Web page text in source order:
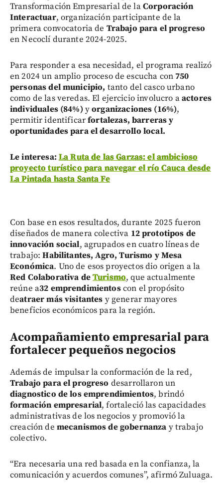
Transformación Empresarial de laCorporación
Interactuar, organización participante de la
primera convocatoria de Trabajo para el progreso
en Necoclí durante 2024-2025.
Para responder a esa necesidad, el programa realizó
en 2024 un amplio proceso de escucha con750
personas del municipio, tanto del casco urbano
como de las veredas. El ejercicio involucro aactores
individuales (84%)yorganizaciones (16%),
permitir identificarfortalezas, barreras y
oportunidades para el desarrollo local.
Le interesa: La Ruta de las Garzas: el ambicioso
proyecto turístico para navegar el río Cauca desde
La Pintada hasta Santa Fe
Con base en esos resultados, durante 2025 fueron
diseñados de manera colectiva 12 prototipos de
innovación social, agrupados en cuatro líneas de
trabajo:Habilitantes, Agro, Turismo y Mesa
Económica. Uno de esos proyectos dio origen a la
Red Colaborativa deTurismo, que actualmente
reúne a32 emprendimientoscon el propósito
deatraer más visitantes y generar mayores
beneficios económicos para la región.
Acompañamiento empresarial para
fortalecer pequeños negocios
Además de impulsar la conformación de la red,
Trabajo para el progreso desarrollaron un
diagnostico de los emprendimientos, brindó
formación empresarial, fortaleció las capacidades
administrativas de los negocios y promovió la
creación de mecanismos de gobernanza y trabajo
colectivo.
“Era necesaria una red basada en la confianza, la
comunicación y acuerdos comunes”, afirmó Zuluaga.